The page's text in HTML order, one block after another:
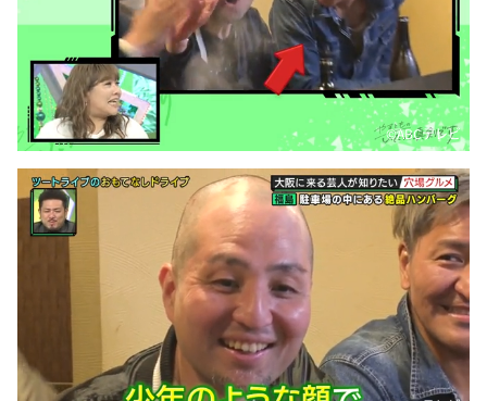
©ABCテレビ